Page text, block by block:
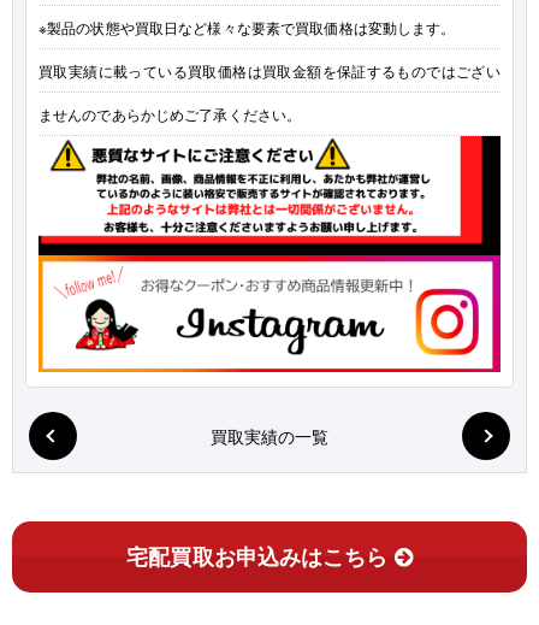
※製品の状態や買取日など様々な要素で買取価格は変動します。
買取実績に載っている買取価格は買取金額を保証するものではござい
ませんのであらかじめご了承ください。
買取実績の一覧
宅配買取お申込みはこちら